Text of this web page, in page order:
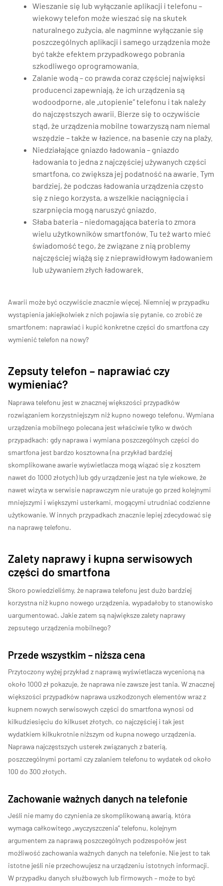
Wieszanie się lub wyłączanie aplikacji i telefonu –
wiekowy telefon może wieszać się na skutek
naturalnego zużycia, ale nagminne wyłączanie się
poszczególnych aplikacji i samego urządzenia może
być także efektem przypadkowego pobrania
szkodliwego oprogramowania.
Zalanie wodą – co prawda coraz częściej najwięksi
producenci zapewniają, że ich urządzenia są
wodoodporne, ale „utopienie” telefonu i tak należy
do najczęstszych awarii. Bierze się to oczywiście
stąd, że urządzenia mobilne towarzyszą nam niemal
wszędzie – także w łazience, na basenie czy na plaży.
Niedziałające gniazdo ładowania – gniazdo
ładowania to jedna z najczęściej używanych części
smartfona, co zwiększa jej podatność na awarie. Tym
bardziej, że podczas ładowania urządzenia często
się z niego korzysta, a wszelkie naciągnięcia i
szarpnięcia mogą naruszyć gniazdo.
Słaba bateria – niedomagająca bateria to zmora
wielu użytkowników smartfonów. Tu też warto mieć
świadomość tego, że związane z nią problemy
najczęściej wiążą się z nieprawidłowym ładowaniem
lub używaniem złych ładowarek.
Awarii może być oczywiście znacznie więcej. Niemniej w przypadku
wystąpienia jakiejkolwiek z nich pojawia się pytanie, co zrobić ze
smartfonem: naprawiać i kupić konkretne części do smartfona czy
wymienić telefon na nowy?
Zepsuty telefon – naprawiać czy
wymieniać?
Naprawa telefonu jest w znacznej większości przypadków
rozwiązaniem korzystniejszym niż kupno nowego telefonu. Wymiana
urządzenia mobilnego polecana jest właściwie tylko w dwóch
przypadkach: gdy naprawa i wymiana poszczególnych części do
smartfona jest bardzo kosztowna (na przykład bardziej
skomplikowane awarie wyświetlacza mogą wiązać się z kosztem
nawet do 1000 złotych) lub gdy urządzenie jest na tyle wiekowe, że
nawet wizyta w serwisie naprawczym nie uratuje go przed kolejnymi
mniejszymi i większymi usterkami, mogącymi utrudniać codzienne
użytkowanie. W innych przypadkach znacznie lepiej zdecydować się
na naprawę telefonu.
Zalety naprawy i kupna serwisowych
części do smartfona
Skoro powiedzieliśmy, że naprawa telefonu jest dużo bardziej
korzystna niż kupno nowego urządzenia, wypadałoby to stanowisko
uargumentować. Jakie zatem są największe zalety naprawy
zepsutego urządzenia mobilnego?
Przede wszystkim – niższa cena
Przytoczony wyżej przykład z naprawą wyświetlacza wycenioną na
około 1000 zł pokazuje, że naprawa nie zawsze jest tania. W znacznej
większości przypadków naprawa uszkodzonych elementów wraz z
kupnem nowych serwisowych części do smartfona wynosi od
kilkudziesięciu do kilkuset złotych, co najczęściej i tak jest
wydatkiem kilkukrotnie niższym od kupna nowego urządzenia.
Naprawa najczęstszych usterek związanych z baterią,
poszczególnymi portami czy zalaniem telefonu to wydatek od około
100 do 300 złotych.
Zachowanie ważnych danych na telefonie
Jeśli nie mamy do czynienia ze skomplikowaną awarią, która
wymaga całkowitego „wyczyszczenia” telefonu, kolejnym
argumentem za naprawą poszczególnych podzespołów jest
możliwość zachowania ważnych danych na telefonie. Nie jest to tak
istotne jeśli nie przechowujesz na urządzeniu istotnych informacji.
W przypadku danych służbowych lub firmowych – może to być